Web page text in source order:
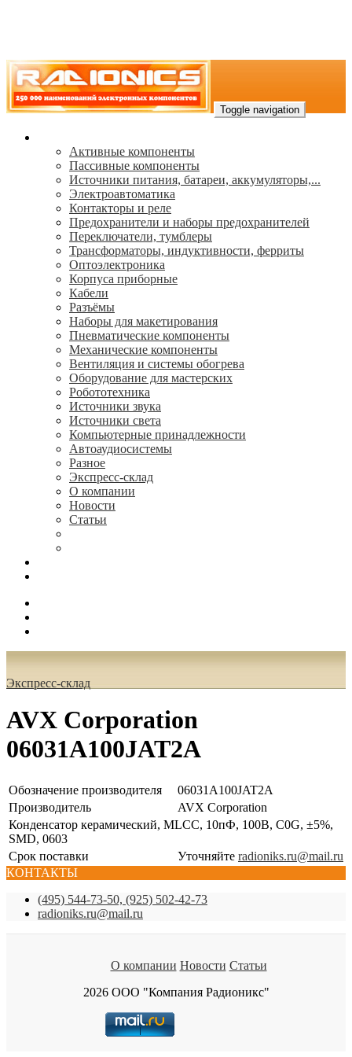
Toggle navigation
Активные компоненты
Пассивные компоненты
Источники питания, батареи, аккумуляторы,...
Электроавтоматика
Контакторы и реле
Предохранители и наборы предохранителей
Переключатели, тумблеры
Трансформаторы, индуктивности, ферриты
Oптоэлектроника
Корпуса приборные
Кабели
Разъёмы
Наборы для макетирования
Пневматические компоненты
Механические компоненты
Вентиляция и системы обогрева
Оборудование для мастерских
Робототехника
Источники звука
Источники света
Компьютерные принадлежности
Автоаудиосистемы
Разное
Экспресс-склад
О компании
Новости
Статьи
Экспресс-склад
AVX Corporation
06031A100JAT2A
Обозначение производителя
06031A100JAT2A
Производитель
AVX Corporation
Конденсатор керамический, MLCC, 10пФ, 100В, C0G, ±5%,
SMD, 0603
Срок поставки
Уточняйте radioniks.ru@mail.ru
КОНТАКТЫ
(495) 544-73-50, (925) 502-42-73
radioniks.ru@mail.ru
О компании Новости Статьи
2026 ООО "Компания Радионикс"